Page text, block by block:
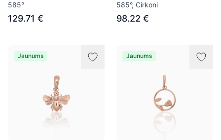
585°
129.71 €
585°, Cirkoni
98.22 €
Jaunums Jaunums